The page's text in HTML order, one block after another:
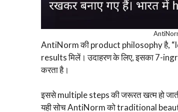
AntiNorm की product philosophy है,
results मिलें। उदाहरण के लिए, इसका 7-
करता है।
इससे multiple steps की जरूरत खत्म हो
यही सोच AntiNorm को traditional